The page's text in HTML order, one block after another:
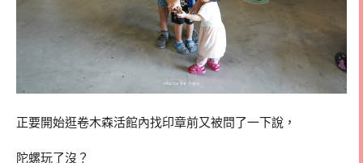
正要開始逛卷木森活館內找印章前又被問了一下說，
陀螺玩了沒？